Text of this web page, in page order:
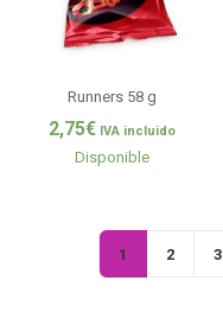
Runners 58 g
2,75€ IVA incluido
Disponible
1 2 3